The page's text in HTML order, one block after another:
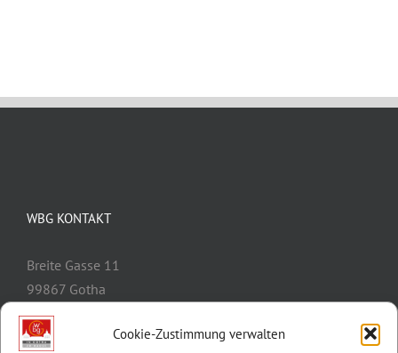
Cookie-Zustimmung verwalten
WBG KONTAKT
Breite Gasse 11
99867 Gotha
Telefon:
E-Mail:
info@wbg-gotha.de